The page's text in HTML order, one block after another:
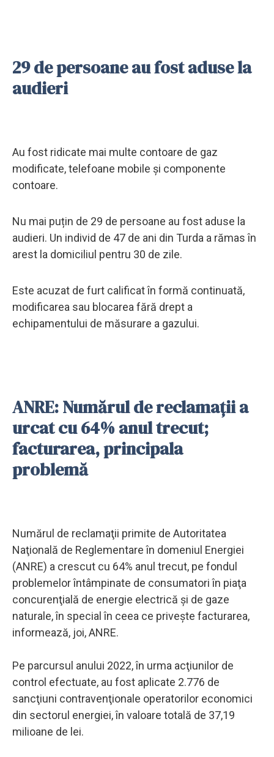
29 de persoane au fost aduse la
audieri
Au fost ridicate mai multe contoare de gaz
modificate, telefoane mobile și componente
contoare.
Nu mai puțin de 29 de persoane au fost aduse la
audieri. Un individ de 47 de ani din Turda a rămas în
arest la domiciliul pentru 30 de zile.
Este acuzat de furt calificat în formă continuată,
modificarea sau blocarea fără drept a
echipamentului de măsurare a gazului.
ANRE: Numărul de reclamaţii a
urcat cu 64% anul trecut;
facturarea, principala
problemă
Numărul de reclamaţii primite de Autoritatea
Naţională de Reglementare în domeniul Energiei
(ANRE) a crescut cu 64% anul trecut, pe fondul
problemelor întâmpinate de consumatori în piaţa
concurenţială de energie electrică şi de gaze
naturale, în special în ceea ce priveşte facturarea,
informează, joi, ANRE.
Pe parcursul anului 2022, în urma acţiunilor de
control efectuate, au fost aplicate 2.776 de
sancţiuni contravenţionale operatorilor economici
din sectorul energiei, în valoare totală de 37,19
milioane de lei.